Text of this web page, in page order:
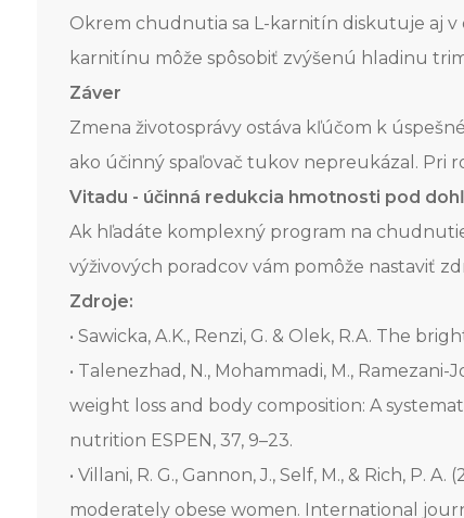
Okrem chudnutia sa L-karnitín diskutuje aj v
karnitínu môže spôsobiť zvýšenú hladinu
Záver
Zmena životosprávy ostáva kľúčom k
ako účinný spaľovač tukov nepreukázal. Pri
Vitadu - účinná redukcia hmotnosti pod
Ak hľadáte komplexný program na
výživových poradcov vám pomôže nastaviť
Zdroje:
• Sawicka, A.K., Renzi, G. & Olek, R.A. The
• Talenezhad, N., Mohammadi, M.,
weight loss and body composition: A
nutrition ESPEN, 37, 9–23.
• Villani, R. G., Gannon, J., Self, M., & Rich,
moderately obese women. International